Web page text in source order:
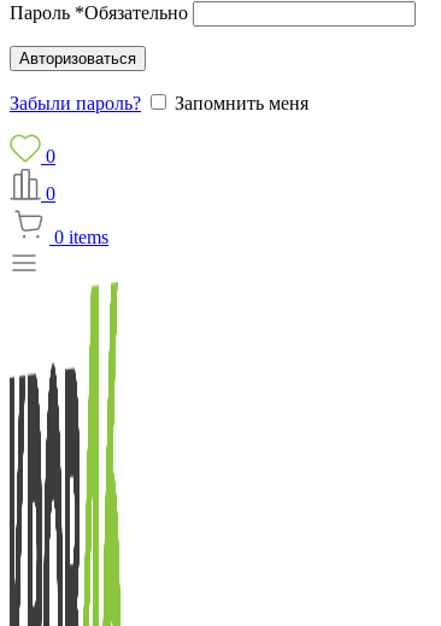
Пароль *Обязательно
Авторизоваться
Забыли пароль? Запомнить меня
0
0
0 items